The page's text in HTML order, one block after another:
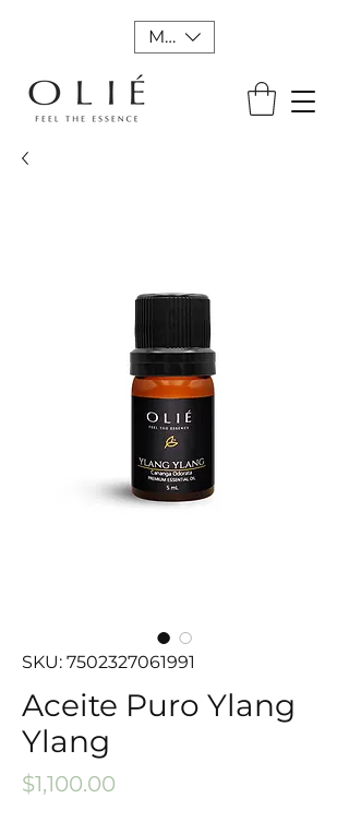
MXN ($)
SKU: 7502327061991
Aceite Puro Ylang
Ylang
$1,100.00